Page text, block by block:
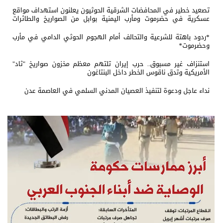
تصعيد خطير في المحافضات الشرقية الحوثيون يعلنون استهداف مواقع
عسكرية في حضرموت ومأرب اليمنية بوابل من الصواريخ والطائرات
*ردود باهتة للشرعية والتحالف أمام الهجوم الحوثي الدامي في مأرب
وحضرموت*
استنزاف غير مسبوق.. حرب إيران تلتهم معظم مخزون صواريخ "ثاد"
الأمريكية وتدق ناقوس الخطر داخل البنتاغون
نداء عاجل ودعوة لتنفيذ العصيان المدني السلمي في العاصمة عدن